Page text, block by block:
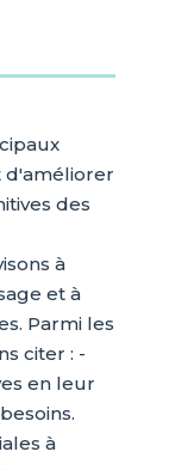
d'améliorer
des
à
et à
Parmi les
citer : -
en leur
à